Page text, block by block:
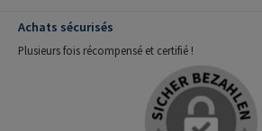
Achats sécurisés
Plusieurs fois récompensé et certifié !